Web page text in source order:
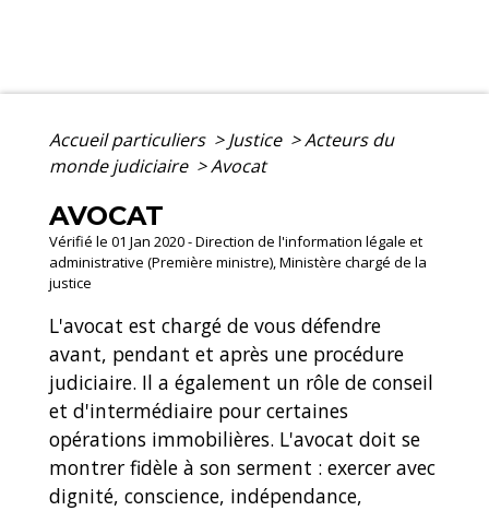
Accueil particuliers > Justice >Acteurs du
monde judiciaire >Avocat
AVOCAT
Vérifié le 01 Jan 2020 - Direction de l'information légale et
administrative (Première ministre), Ministère chargé de la
justice
L'avocat est chargé de vous défendre
avant, pendant et après une procédure
judiciaire. Il a également un rôle de conseil
et d'intermédiaire pour certaines
opérations immobilières. L'avocat doit se
montrer fidèle à son serment : exercer avec
dignité, conscience, indépendance,